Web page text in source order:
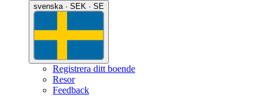
svenska · SEK · SE
Registrera ditt boende
Resor
Feedback